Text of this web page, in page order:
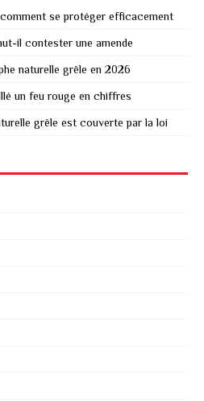
se protéger efficacement
il contester une amende
naturelle grêle en 2026
un feu rouge en chiffres
grêle est couverte par la loi